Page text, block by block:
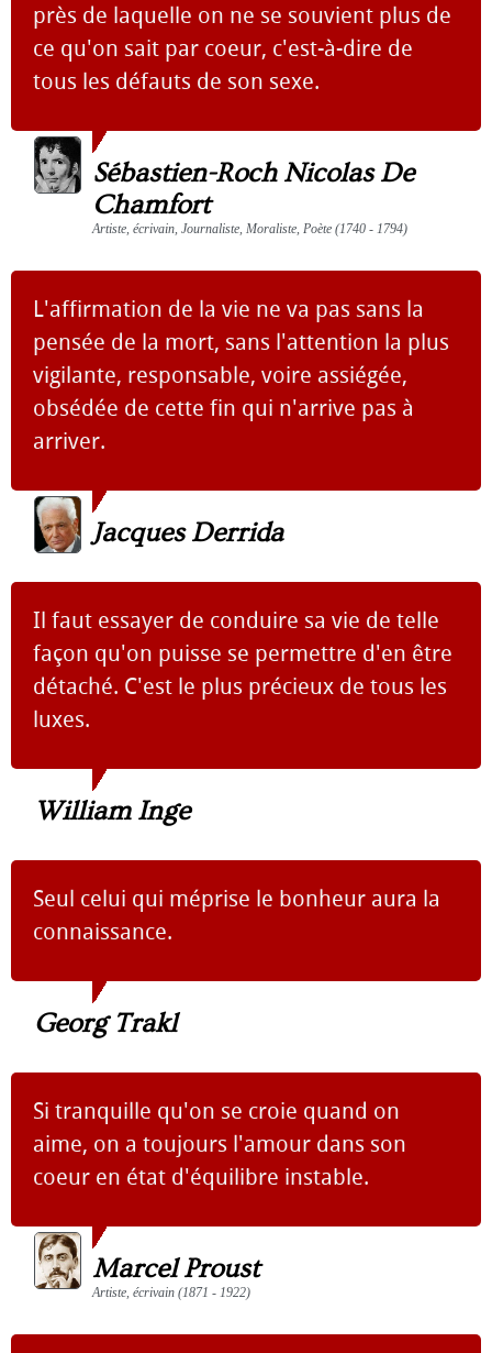
près de laquelle on ne se souvient plus de
ce qu'on sait par coeur, c'est-à-dire de
tous les défauts de son sexe.
Sébastien-Roch Nicolas De
Chamfort
Artiste, écrivain, Journaliste, Moraliste, Poète (1740 - 1794)
L'affirmation de la vie ne va pas sans la
pensée de la mort, sans l'attention la plus
vigilante, responsable, voire assiégée,
obsédée de cette fin qui n'arrive pas à
arriver.
Jacques Derrida
Il faut essayer de conduire sa vie de telle
façon qu'on puisse se permettre d'en être
détaché. C'est le plus précieux de tous les
luxes.
William Inge
Seul celui qui méprise le bonheur aura la
connaissance.
Georg Trakl
Si tranquille qu'on se croie quand on
aime, on a toujours l'amour dans son
coeur en état d'équilibre instable.
Marcel Proust
Artiste, écrivain (1871 - 1922)